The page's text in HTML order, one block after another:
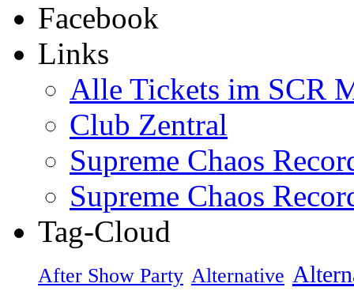
Facebook
Links
Alle Tickets im SCR
Club Zentral
Supreme Chaos
Supreme Chaos
Tag-Cloud
After Show Party Alternative